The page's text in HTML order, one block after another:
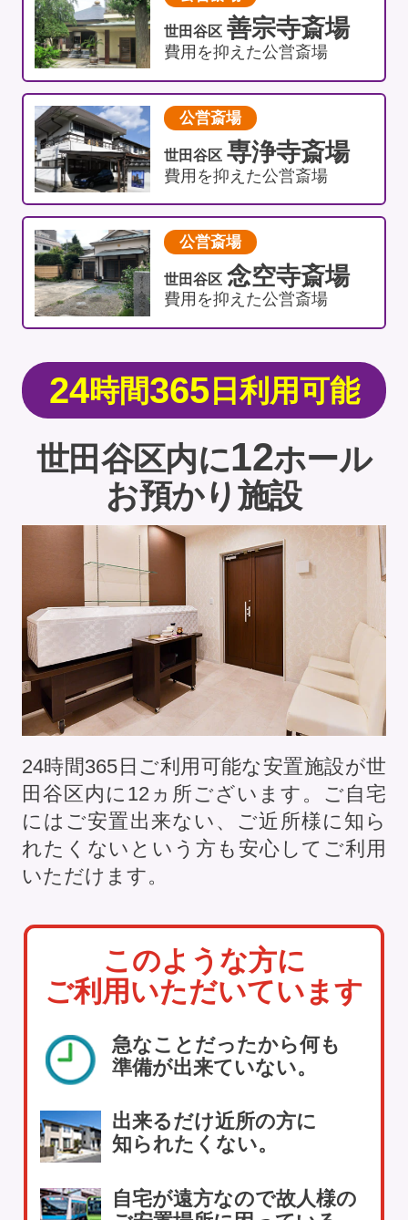
世田谷区 善宗寺斎場
費用を抑えた公営斎場
公営斎場
世田谷区 専浄寺斎場
費用を抑えた公営斎場
公営斎場
世田谷区 念空寺斎場
費用を抑えた公営斎場
24時間365日利用可能
世田谷区内に12ホール
お預かり施設
24時間365日ご利用可能な安置施設が世
田谷区内に 12ヵ所ございます。ご自宅
にはご安置出来ない、ご近所様に知ら
れたくないという方も安心してご利用
いただけます。
このような方に
ご利用いただいています
急なことだったから何も
準備が出来ていない。
出来るだけ近所の方に
知られたくない。
自宅が遠方なので故人様の